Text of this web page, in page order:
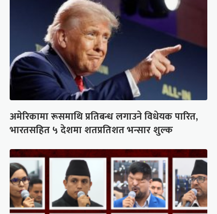
अमेरिकामा रूसमाथि प्रतिबन्ध लगाउने विधेयक पारित,
भारतसहित ५ देशमा शतप्रतिशत भन्सार शुल्क